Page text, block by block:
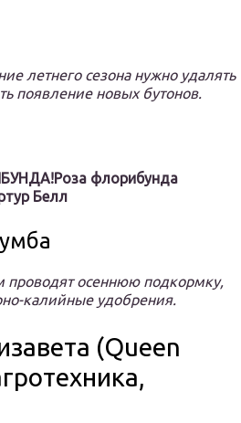
летнего сезона нужно удалять
появление новых бутонов.
Роза флорибунда
Белл
проводят осеннюю подкормку,
калийные удобрения.
(Queen